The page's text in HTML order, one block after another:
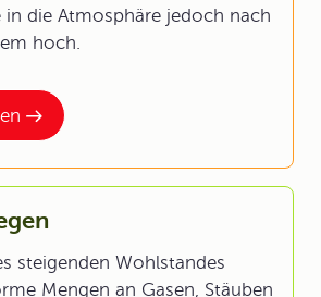
in die Atmosphäre jedoch nach
hoch.
steigenden Wohlstandes
Mengen an Gasen, Stäuben